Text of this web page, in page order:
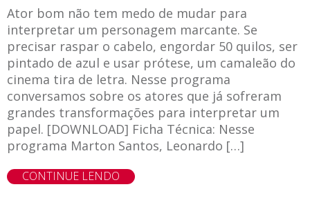
Ator bom não tem medo de mudar para
interpretar um personagem marcante. Se
precisar raspar o cabelo, engordar 50 quilos, ser
pintado de azul e usar prótese, um camaleão do
cinema tira de letra. Nesse programa
conversamos sobre os atores que já sofreram
grandes transformações para interpretar um
papel. [DOWNLOAD] Ficha Técnica: Nesse
programa Marton Santos, Leonardo […]
CONTINUE LENDO